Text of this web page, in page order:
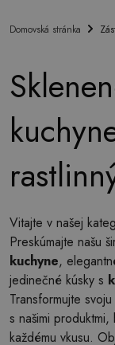
Domovská stránka
Vitajte v našej
Preskúmajte našu
kuchyne,
jedinečné kúsky s
Transformujte
s našimi
každému vkusu.